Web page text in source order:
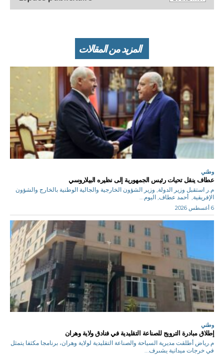
المزيد من المقالات
وطني
عطاف ينقل تحيات رئيس الجمهورية إلى نظيره البيلاروسي
م.ر استقبل وزير الدولة, وزير الشؤون الخارجية والجالية الوطنية بالخارج والشؤون
الإفريقية, أحمد عطاف, اليوم...
6 أغسطس 2026
وطني
إطلاق مبادرة الترويج للصناعة التقليدية في فنادق ولاية وهران
م.رياض أطلقت مديرية السياحة والصناعة التقليدية لولاية وهران، برنامجا مكثفا يتمثل
في خرجات ميدانية يشىرف...